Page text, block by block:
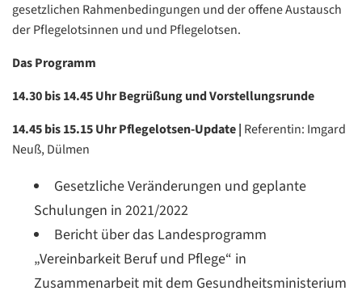
gesetzlichen Rahmenbedingungen und der offene Austausch
der Pflegelotsinnen und und Pflegelotsen.
Das Programm
14.30 bis 14.45 UhrBegrüßung und Vorstellungsrunde
14.45 bis 15.15 Uhr Pflegelotsen-Update | Referentin: Imgard
Neuß, Dülmen
Gesetzliche Veränderungen und geplante
Schulungen in 2021/2022
Bericht über das Landesprogramm
„Vereinbarkeit Beruf und Pflege“ in
Zusammenarbeit mit dem Gesundheitsministerium